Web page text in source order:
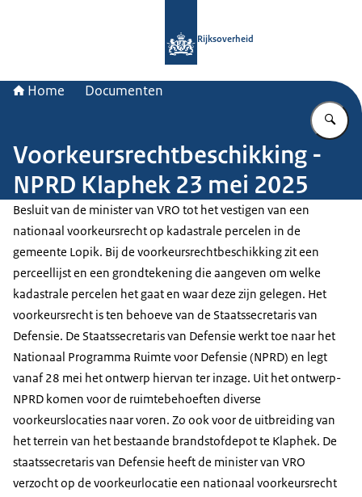
Rijksoverheid
Home Documenten
Voorkeursrechtbeschikking -
NPRD Klaphek 23 mei 2025
Besluit van de minister van VRO tot het vestigen van een
nationaal voorkeursrecht op kadastrale percelen in de
gemeente Lopik. Bij de voorkeursrechtbeschikking zit een
perceellijst en een grondtekening die aangeven om welke
kadastrale percelen het gaat en waar deze zijn gelegen. Het
voorkeursrecht is ten behoeve van de Staatssecretaris van
Defensie. De Staatssecretaris van Defensie werkt toe naar het
Nationaal Programma Ruimte voor Defensie (NPRD) en legt
vanaf 28 mei het ontwerp hiervan ter inzage. Uit het ontwerp-
NPRD komen voor de ruimtebehoeften diverse
voorkeurslocaties naar voren. Zo ook voor de uitbreiding van
het terrein van het bestaande brandstofdepot te Klaphek. De
staatssecretaris van Defensie heeft de minister van VRO
verzocht op de voorkeurlocatie een nationaal voorkeursrecht